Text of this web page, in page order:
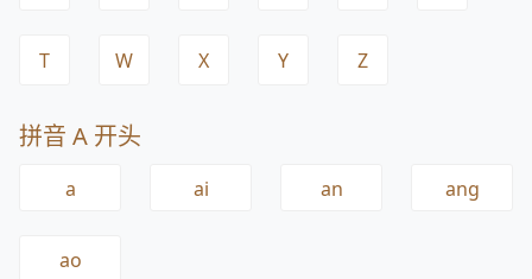
T W X Y Z
拼音 A 开头
a ai an ang
ao